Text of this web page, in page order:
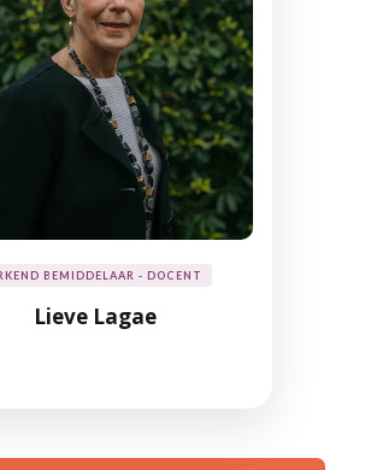
BEMIDDELAAR - DOCENT
Lieve Lagae